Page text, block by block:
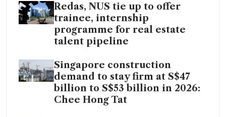
Redas, NUS tie up to offer
trainee, internship
programme for real estate
talent pipeline
Singapore construction
demand to stay firm at S$47
billion to S$53 billion in 2026:
Chee Hong Tat